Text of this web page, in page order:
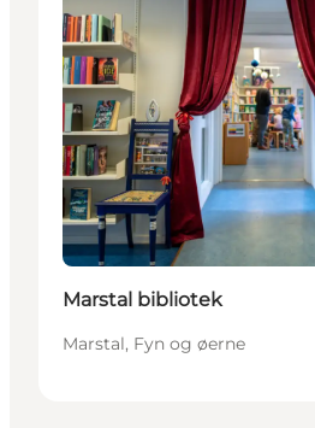
Marstal bibliotek
Marstal, Fyn og øerne